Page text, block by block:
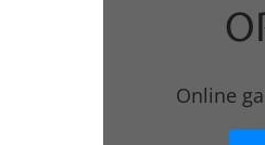
Online